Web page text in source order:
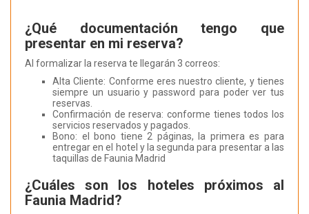
¿Qué documentación tengo que
presentar en mi reserva?
Al formalizar la reserva te llegarán 3 correos:
Alta Cliente: Conforme eres nuestro cliente, y tienes
siempre un usuario y password para poder ver tus
reservas.
Confirmación de reserva: conforme tienes todos los
servicios reservados y pagados.
Bono: el bono tiene 2 páginas, la primera es para
entregar en el hotel y la segunda para presentar a las
taquillas de Faunia Madrid
¿Cuáles son los hoteles próximos al
Faunia Madrid?